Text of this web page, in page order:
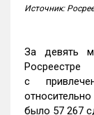
Источник:
За девять
с
было 57 267